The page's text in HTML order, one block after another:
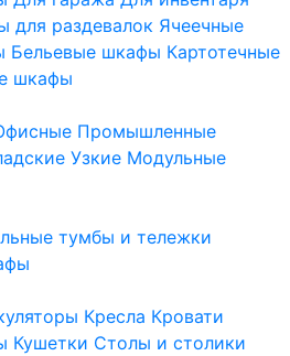
для раздевалок Ячеечные
Бельевые шкафы Картотечные
шкафы
Промышленные
Узкие Модульные
тумбы и тележки
Кресла Кровати
Кушетки Столы и столики